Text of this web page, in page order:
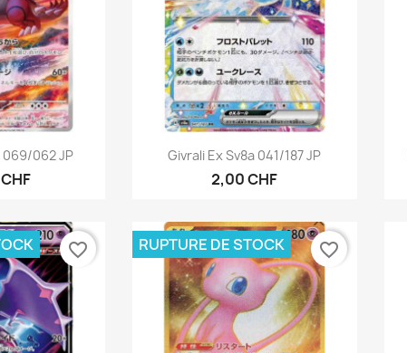
rapide
062 JP Aperçu rapide
Givrali Ex Sv8a 041/187 JP
2,00 CHF
favorite_border RUPTURE DE STOCK favorite_border